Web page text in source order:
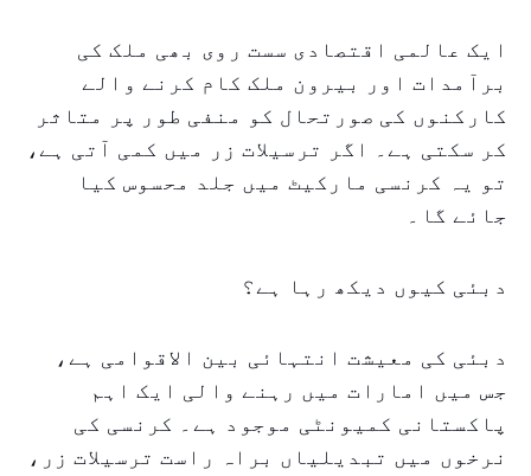
ایک عالمی اقتصادی سست روی بھی ملک کی
برآمدات اور بیرون ملک کام کرنے والے
کارکنوں کی صورتحال کو منفی طور پر متاثر
کر سکتی ہے۔ اگر ترسیلات زر میں کمی آتی ہے،
تو یہ کرنسی مارکیٹ میں جلد محسوس کیا
جائے گا۔
دبئی کیوں دیکھ رہا ہے؟
دبئی کی معیشت انتہائی بین الاقوامی ہے،
جس میں امارات میں رہنے والی ایک اہم
پاکستانی کمیونٹی موجود ہے۔ کرنسی کی
نرخوں میں تبدیلیاں براہ راست ترسیلات زر،